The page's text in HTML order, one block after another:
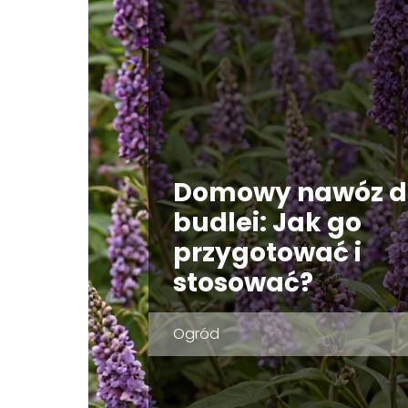
Domowy nawóz
budlei: Jak go
przygotować i
stosować?
Ogród